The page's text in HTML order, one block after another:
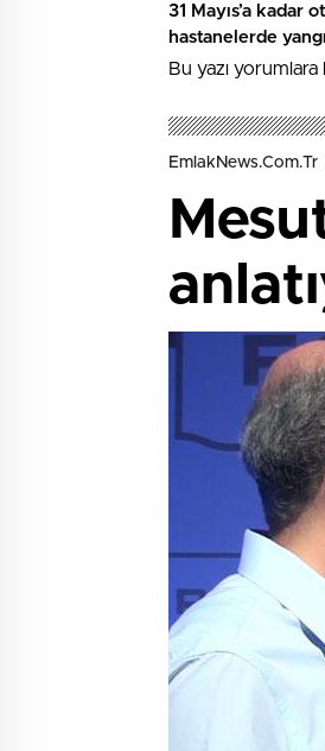
31 Mayıs’a kadar
hastanelerde
kapı zorunlu
Bu yazı yorumlara
EmlakNews.com.tr